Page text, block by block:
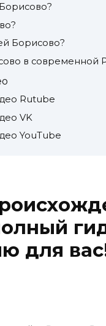
Борисово?
в современной
Rutube
VK
YouTube
для